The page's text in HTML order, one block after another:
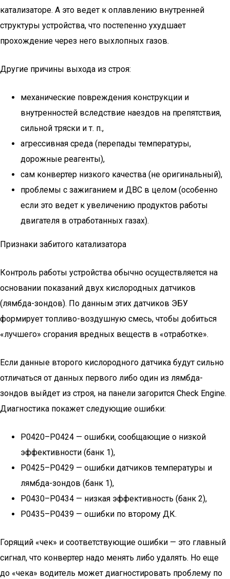
катализаторе. А это ведет к оплавлению внутренней
структуры устройства, что постепенно ухудшает
прохождение через него выхлопных газов.
Другие причины выхода из строя:
механические повреждения конструкции и
внутренностей вследствие наездов на препятствия,
сильной тряски и т. п.,
агрессивная среда (перепады температуры,
дорожные реагенты),
сам конвертер низкого качества (не оригинальный),
проблемы с зажиганием и ДВС в целом (особенно
если это ведет к увеличению продуктов работы
двигателя в отработанных газах).
Признаки забитого катализатора
Контроль работы устройства обычно осуществляется на
основании показаний двух кислородных датчиков
(лямбда-зондов). По данным этих датчиков ЭБУ
формирует топливо-воздушную смесь, чтобы добиться
«лучшего» сгорания вредных веществ в «отработке».
Если данные второго кислородного датчика будут сильно
отличаться от данных первого либо один из лямбда-
зондов выйдет из строя, на панели загорится Check Engine.
Диагностика покажет следующие ошибки:
P0420–P0424 — ошибки, сообщающие о низкой
эффективности (банк 1),
P0425–P0429 — ошибки датчиков температуры и
лямбда-зондов (банк 1),
P0430–P0434 — низкая эффективность (банк 2),
P0435–P0439 — ошибки по второму ДК.
Горящий «чек» и соответствующие ошибки — это главный
сигнал, что конвертер надо менять либо удалять. Но еще
до «чека» водитель может диагностировать проблему по